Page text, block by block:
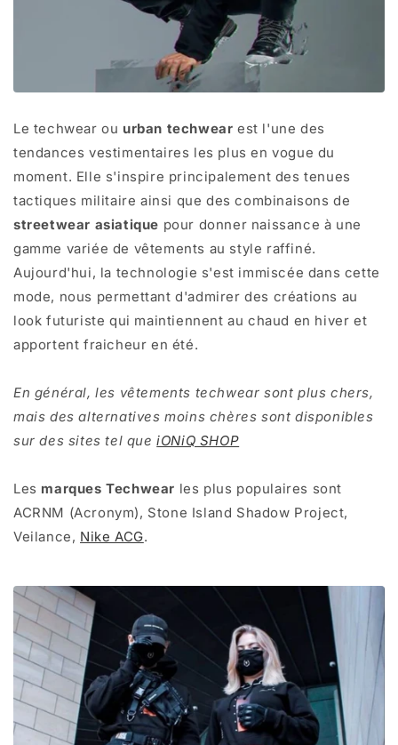
Le techwear ou urban techwear est l'une des
tendances vestimentaires les plus en vogue du
moment. Elle s'inspire principalement des tenues
tactiques militaire ainsi que des combinaisons de
streetwear asiatique pour donner naissance à une
gamme variée de vêtements au style raffiné.
Aujourd'hui, la technologie s'est immiscée dans cette
mode, nous permettant d'admirer des créations au
look futuriste qui maintiennent au chaud en hiver et
apportent fraicheur en été.
En général, les vêtements techwear sont plus chers,
mais des alternatives moins chères sont disponibles
sur des sites tel queiONiQ SHOP
Les marques Techwear les plus populaires sont
ACRNM (Acronym), Stone Island Shadow Project,
Veilance, Nike ACG.